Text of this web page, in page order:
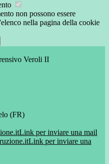
non possono essere
nella pagina della cookie
Veroli II
(FR)
Link per inviare una mail
Link per inviare una